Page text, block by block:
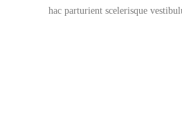
hac parturient scelerisque